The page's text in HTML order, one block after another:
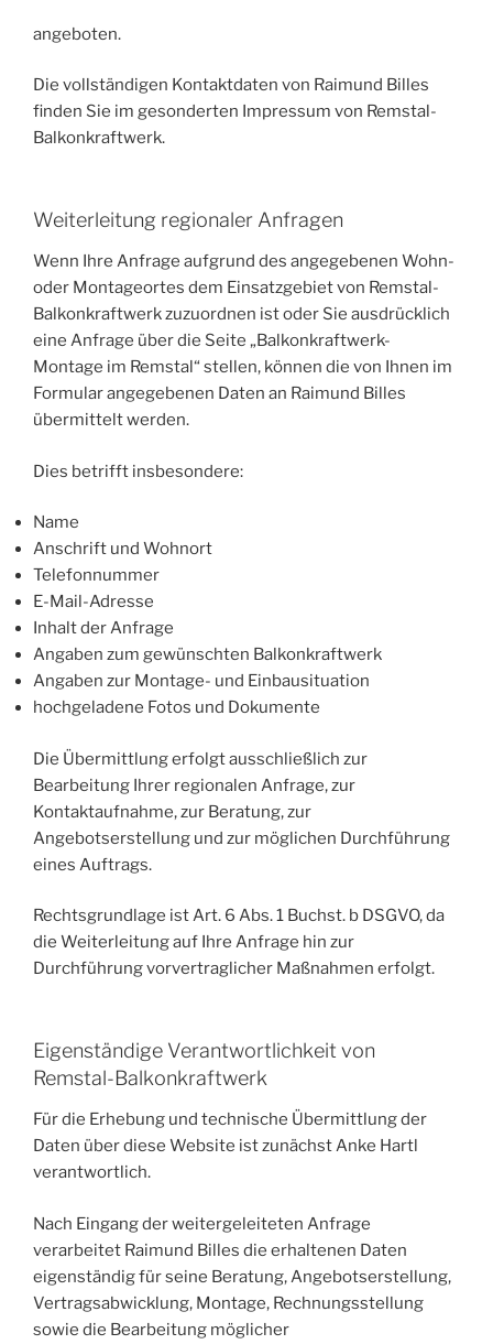
angeboten.
Die vollständigen Kontaktdaten von Raimund Billes
finden Sie im gesonderten Impressum von Remstal-
Balkonkraftwerk.
Weiterleitung regionaler Anfragen
Wenn Ihre Anfrage aufgrund des angegebenen Wohn-
oder Montageortes dem Einsatzgebiet von Remstal-
Balkonkraftwerk zuzuordnen ist oder Sie ausdrücklich
eine Anfrage über die Seite „Balkonkraftwerk-
Montage im Remstal“ stellen, können die von Ihnen im
Formular angegebenen Daten an Raimund Billes
übermittelt werden.
Dies betrifft insbesondere:
Name
Anschrift und Wohnort
Telefonnummer
E-Mail-Adresse
Inhalt der Anfrage
Angaben zum gewünschten Balkonkraftwerk
Angaben zur Montage- und Einbausituation
hochgeladene Fotos und Dokumente
Die Übermittlung erfolgt ausschließlich zur
Bearbeitung Ihrer regionalen Anfrage, zur
Kontaktaufnahme, zur Beratung, zur
Angebotserstellung und zur möglichen Durchführung
eines Auftrags.
Rechtsgrundlage ist Art. 6 Abs. 1 Buchst. b DSGVO, da
die Weiterleitung auf Ihre Anfrage hin zur
Durchführung vorvertraglicher Maßnahmen erfolgt.
Eigenständige Verantwortlichkeit von
Remstal-Balkonkraftwerk
Für die Erhebung und technische Übermittlung der
Daten über diese Website ist zunächst Anke Hartl
verantwortlich.
Nach Eingang der weitergeleiteten Anfrage
verarbeitet Raimund Billes die erhaltenen Daten
eigenständig für seine Beratung, Angebotserstellung,
Vertragsabwicklung, Montage, Rechnungsstellung
sowie die Bearbeitung möglicher